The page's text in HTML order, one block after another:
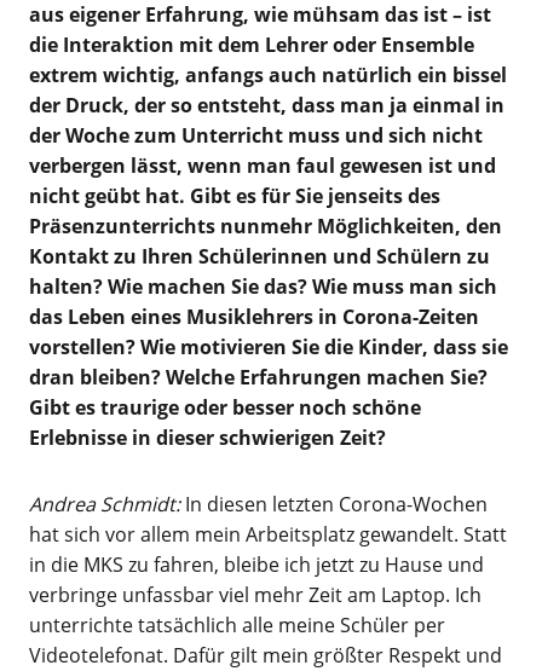
aus eigener Erfahrung, wie mühsam das ist – ist
die Interaktion mit dem Lehrer oder Ensemble
extrem wichtig, anfangs auch natürlich ein bissel
der Druck, der so entsteht, dass man ja einmal in
der Woche zum Unterricht muss und sich nicht
verbergen lässt, wenn man faul gewesen ist und
nicht geübt hat. Gibt es für Sie jenseitsdes
Präsenzunterrichts nunmehr Möglichkeiten, den
Kontakt zu Ihren Schülerinnen und Schülern zu
halten? Wie machen Sie das? Wie muss man sich
das Leben eines Musiklehrers in Corona-Zeiten
vorstellen? Wie motivieren Sie die Kinder, dass sie
dran bleiben? Welche Erfahrungen machen Sie?
Gibt es traurige oder besser noch schöne
Erlebnisse in dieserschwierigen Zeit?
Andrea Schmidt:In diesen letzten Corona-Wochen
hat sich vor allem mein Arbeitsplatz gewandelt. Statt
in die MKS zu fahren, bleibe ich jetzt zu Hause und
verbringe unfassbar viel mehr Zeit am Laptop. Ich
unterrichte tatsächlich alle meine Schüler per
Videotelefonat. Dafür gilt mein größter Respekt und